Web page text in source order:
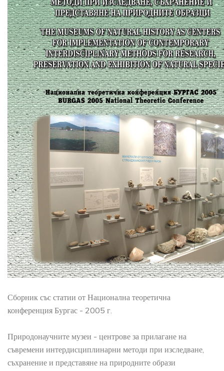
Сборник със статии от Национална теоретична
конференция Бургас - 2005 г.
Природонаучните музеи - центрове за прилагане на
съвремени интердисциплинарни методи при изследване,
съхранение и представяне на природните образи